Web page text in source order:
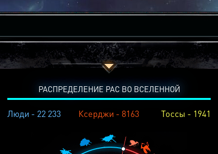
РАСПРЕДЕЛЕНИЕ РАС ВО ВСЕЛЕННОЙ
Люди - 22 233 Ксерджи - 8163 Тоссы - 1941